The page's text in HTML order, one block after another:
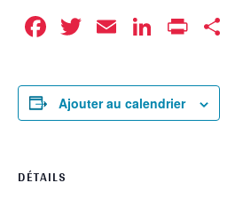
Facebook
Twitter
EmailLinkedIn
Print
Ajouter au calendrier
DÉTAILS